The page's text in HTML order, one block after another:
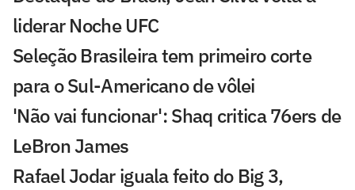
liderar Noche UFC
Seleção Brasileira tem primeiro corte
para o Sul-Americano de vôlei
'Não vai funcionar': Shaq critica 76ers de
LeBron James
Rafael Jodar iguala feito do Big 3,